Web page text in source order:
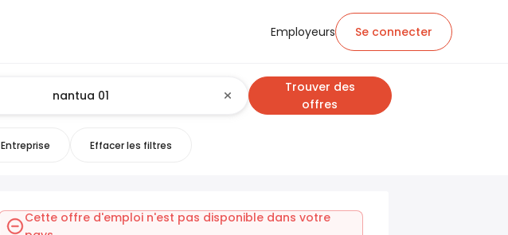
Employeurs Se connecter
Trouver des
offres
Entreprise Effacer les filtres
Cette offre d'emploi n'est pas disponible dans votre